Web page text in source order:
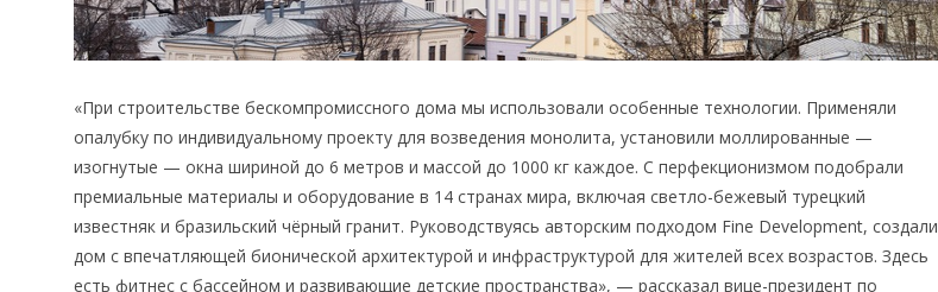
«При строительстве бескомпромиссного дома мы использовали особенные технологии. Применяли
опалубку по индивидуальному проекту для возведения монолита, установили моллированные —
изогнутые — окна шириной до 6 метров и массой до 1000 кг каждое. С перфекционизмом подобрали
премиальные материалы и оборудование в 14 странах мира, включая светло-бежевый турецкий
известняк и бразильский чёрный гранит. Руководствуясь авторским подходом Fine Development, создали
дом с впечатляющей бионической архитектурой и инфраструктурой для жителей всех возрастов. Здесь
есть фитнес с бассейном и развивающие детские пространства», — рассказал вице-президент по